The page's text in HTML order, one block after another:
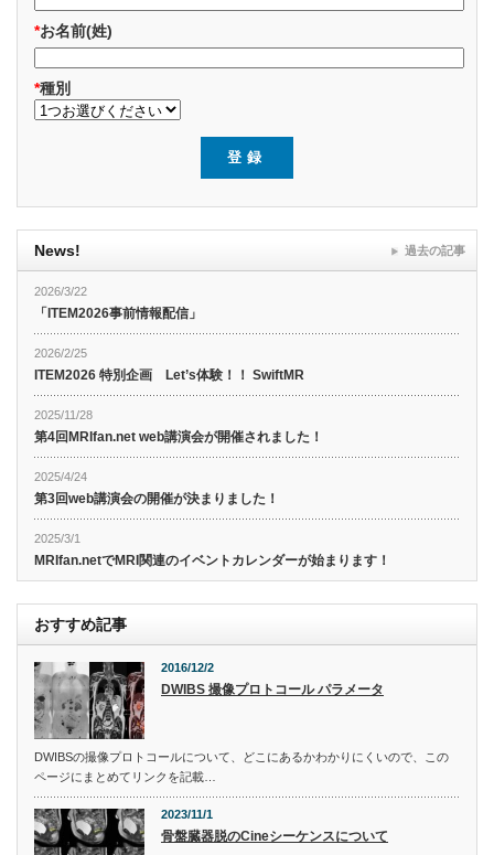
*お名前(姓)
*種別
News!
2026/3/22
「ITEM2026事前情報配信」
2026/2/25
ITEM2026 特別企画 Let’s体験！！ SwiftMR
2025/11/28
第4回MRIfan.net web講演会が開催されました！
2025/4/24
第3回web講演会の開催が決まりました！
2025/3/1
MRIfan.netでMRI関連のイベントカレンダーが始まります！
過去の記事
おすすめ記事
2016/12/2
DWIBS 撮像プロトコール パラメータ
DWIBSの撮像プロトコールについて、どこにあるかわかりにくいので、この
ページにまとめてリンクを記載…
2023/11/1
骨盤臓器脱のCineシーケンスについて